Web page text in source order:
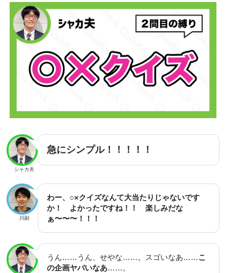
シャカ夫
急にシンプル！！！！！
川副
わー、○×クイズなんて大当たりじゃないです
か！ よかったですね！！ 楽しみだな
ぁ〜〜〜！！！
うん……うん、せやな……。スゴいなあ……こ
の企画ヤバいなあ……。